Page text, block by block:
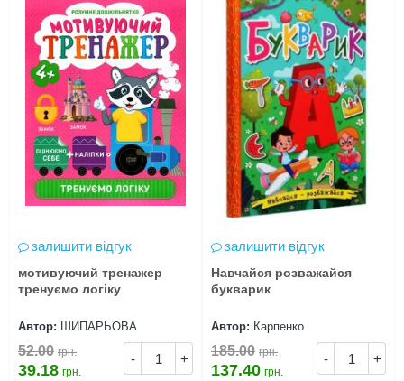
залишити відгук
мотивуючий тренажер
тренуємо логіку
Автор: ШИПАРЬОВА
- +
52.00 грн.
39.18 грн.
залишити відгук
Навчайся розважайся
букварик
Автор: Карпенко
- +
185.00 грн.
137.40 грн.